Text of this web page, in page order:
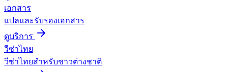
เอกสาร
แปลและรับรองเอกสาร
ดูบริการ
วีซ่าไทย
วีซ่าไทยสำหรับชาวต่างชาติ